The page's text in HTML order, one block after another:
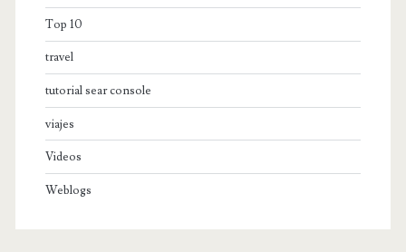
Top 10
travel
tutorial sear console
viajes
Videos
Weblogs